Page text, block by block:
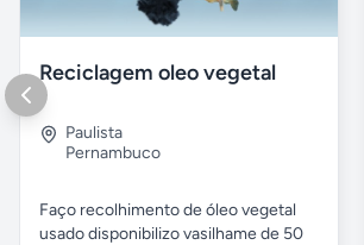
Reciclagem oleo vegetal
Paulista
Pernambuco
Faço recolhimento de óleo vegetal
usado disponibilizo vasilhame de 50